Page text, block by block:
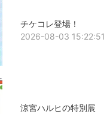
チケコレ登場！
2026-08-03 15:22:51
涼宮ハルヒの特別展